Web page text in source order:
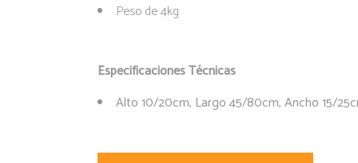
Peso de 4kg
Especificaciones Técnicas
Alto 10/20cm, Largo 45/80cm, Ancho 15/